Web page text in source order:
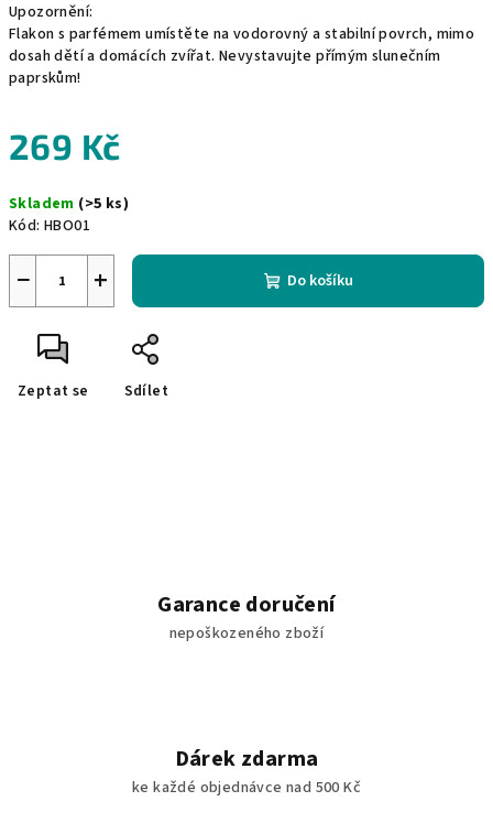
Upozornění:
Flakon s parfémem umístěte na vodorovný a stabilní povrch, mimo
dosah dětí a domácích zvířat. Nevystavujte přímým slunečním
paprskům!
269 Kč
cena:
Skladem (>5 ks)
Kód: HBO01
+
− Do košíku
Zeptat se Sdílet
Garance doručení
nepoškozeného zboží
Dárek zdarma
ke každé objednávce nad 500 Kč